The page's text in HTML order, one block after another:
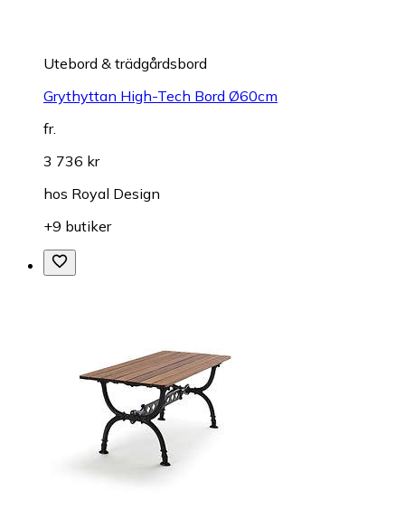
Utebord & trädgårdsbord
Grythyttan High-Tech Bord Ø60cm
fr.
3 736 kr
hos Royal Design
+9 butiker